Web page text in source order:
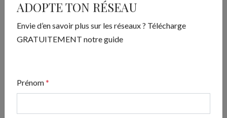
ADOPTE TON RÉSEAU
Envie d’en savoir plus sur les réseaux ? Télécharge
GRATUITEMENT notre guide
Prénom*